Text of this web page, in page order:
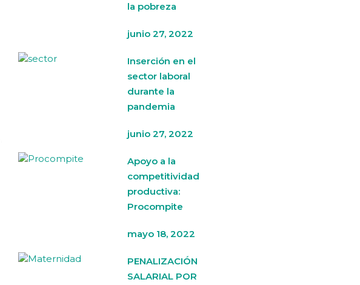
la pobreza
junio 27, 2022
Inserción en el
sector laboral
durante la
pandemia
junio 27, 2022
Apoyo a la
competitividad
productiva:
Procompite
mayo 18, 2022
PENALIZACIÓN
SALARIAL POR